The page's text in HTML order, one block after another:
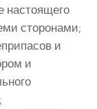
настоящего
сторонами;
и
и